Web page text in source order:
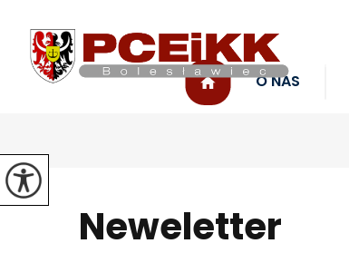
O NAS
Neweletter